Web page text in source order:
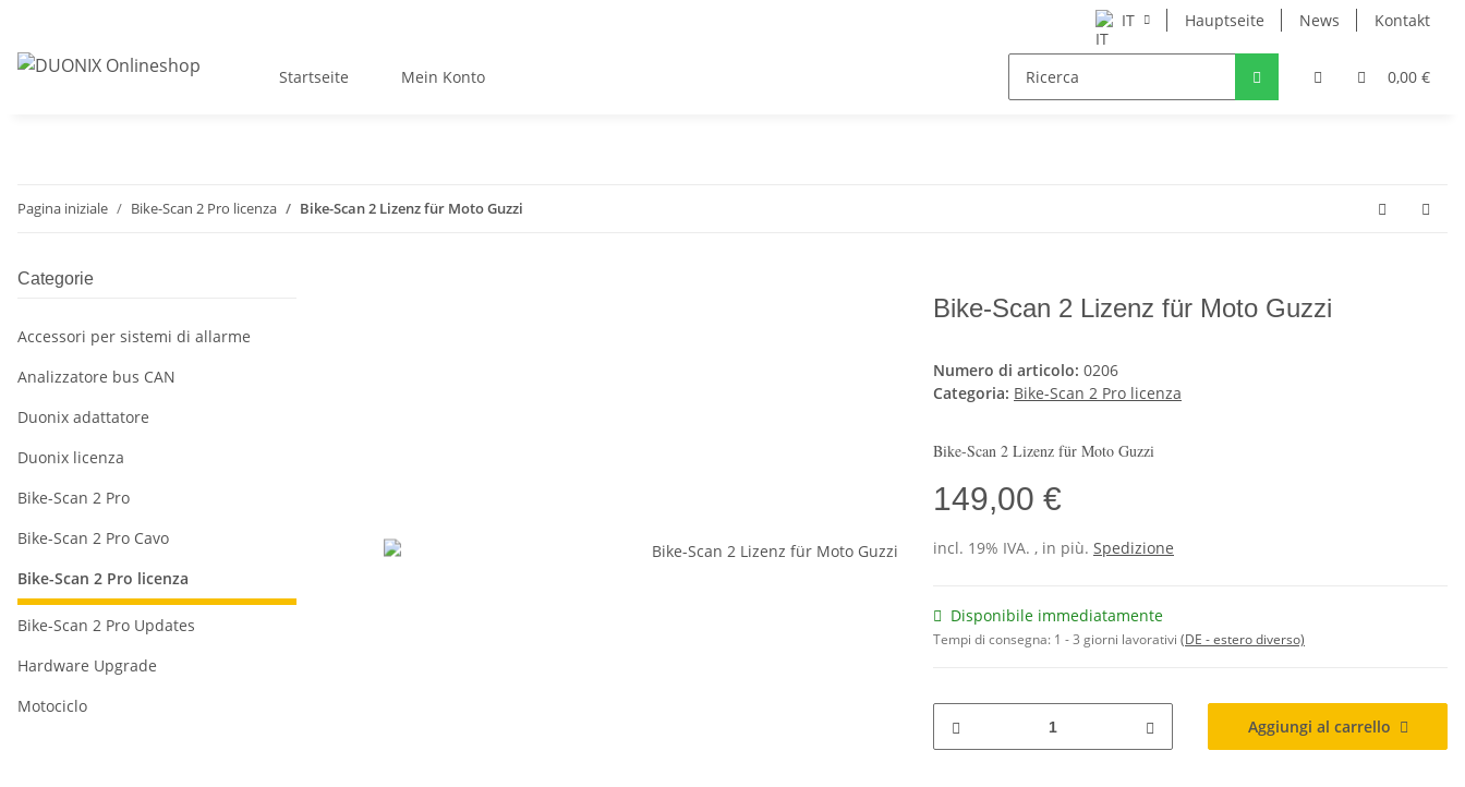
IT Hauptseite News Kontakt
0,00 €
Startseite Mein Konto
Pagina iniziale Bike-Scan 2 Pro licenza Bike-Scan 2 Lizenz für Moto Guzzi
Bike-Scan 2 Lizenz für Moto Guzzi
Numero di articolo: 0206
Categoria: Bike-Scan 2 Pro licenza
Bike-Scan 2 Lizenz für Moto Guzzi
149,00 €
incl. 19% IVA. , in più. Spedizione
Disponibile immediatamente
Tempi di consegna: 1 - 3 giorni lavorativi (DE - estero diverso)
Aggiungi al carrello
Categorie
Accessori per sistemi di allarme
Analizzatore bus CAN
Duonix adattatore
Duonix licenza
Bike-Scan 2 Pro
Bike-Scan 2 Pro Cavo
Bike-Scan 2 Pro licenza
Bike-Scan 2 Pro Updates
Hardware Upgrade
Motociclo